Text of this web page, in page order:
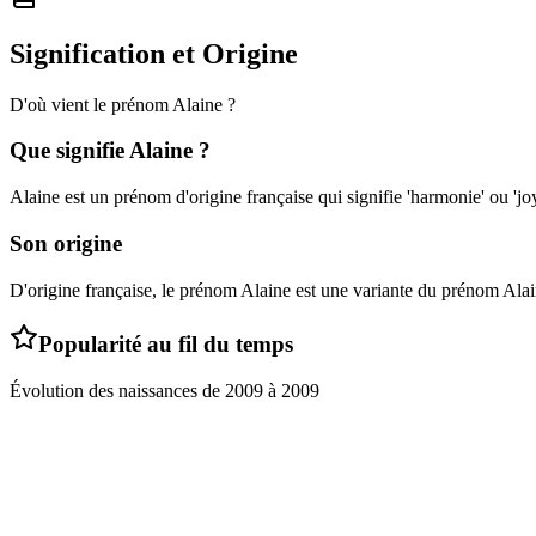
Signification et Origine
D'où vient le prénom Alaine ?
Que signifieAlaine ?
Alaine est un prénom d'origine française qui signifie 'harmonie' ou
Son origine
D'origine française, le prénom Alaine est une variante du prénom
Popularité au fil du temps
Évolution des naissances de 2009 à 2009